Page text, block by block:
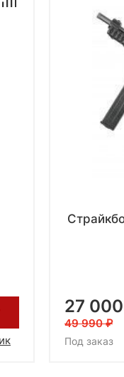
27 000
49 990
Под заказ